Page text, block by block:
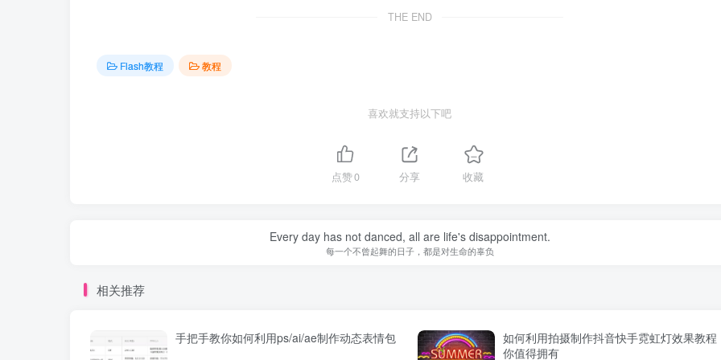
THE END
Flash教程 教程
喜欢就支持以下吧
点赞0 分享 收藏
Every day has not danced, all are life's disappointment.
每一个不曾起舞的日子，都是对生命的辜负
相关推荐
手把手教你如何利用ps/ai/ae制作动态表情包
如何利用拍摄制作抖音快手霓虹灯效果教程
你值得拥有